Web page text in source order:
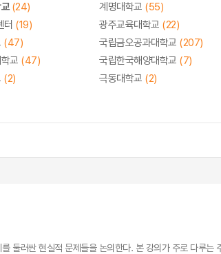
(24) 계명대학교 (55)
터 (19) 광주교육대학교 (22)
(47) 국립금오공과대학교 (207)
교 (47) 국립한국해양대학교 (7)
(2) 극동대학교 (2)
둘러싼 현실적 문제들을 논의한다. 본 강의가 주로 다루는